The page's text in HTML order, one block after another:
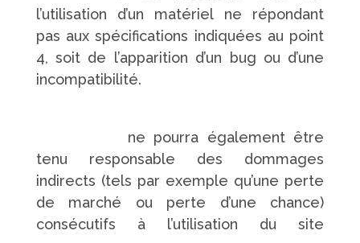
l’utilisation d’un matériel ne répondant
pas aux spécifications indiquées au point
4, soit de l’apparition d’un bug ou d’une
incompatibilité.
ne pourra également être
tenu responsable des dommages
indirects (tels par exemple qu’une perte
de marché ou perte d’une chance)
consécutifs à l’utilisation du site